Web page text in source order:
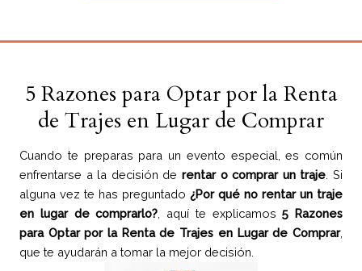
5 Razones para Optar por la Renta
de Trajes en Lugar de Comprar
Cuando te preparas para un evento especial, es común
enfrentarse a la decisión de rentar o comprar un traje . Si
alguna vez te has preguntado ¿Por qué no rentar un traje
en lugar de comprarlo? , aquí te explicamos5 Razones
para Optar por la Renta de Trajes en Lugar de Comprar,
que te ayudarán a tomar la mejor decisión.